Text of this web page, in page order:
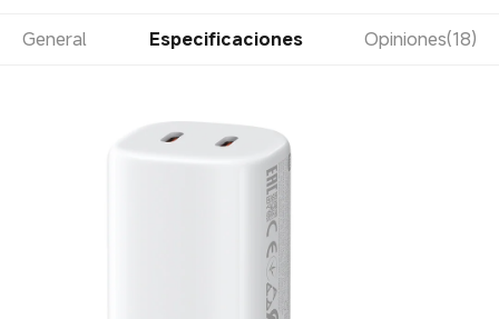
General Especificaciones Opiniones(18)